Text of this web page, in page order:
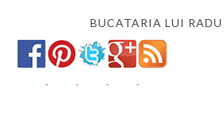
BUCATARIA LUI